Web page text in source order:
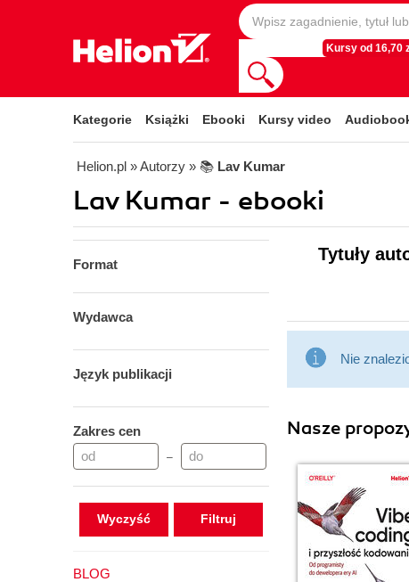
Kursy od 16,70
Kategorie Książki Ebooki Kursy video
Helion.pl » Autorzy » 📚 Lav Kumar
Lav Kumar - ebooki
Format
Wydawca
Język publikacji
Zakres cen
–
Wyczyść
BLOG
Tytuły
Nie
Nasze